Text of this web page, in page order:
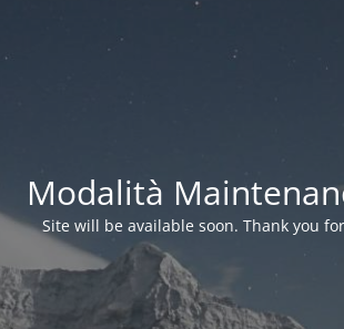
Modalità
Site will be available soon. Thank you